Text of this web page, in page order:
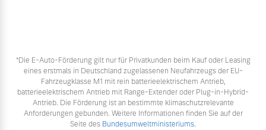
*Die E‑Auto-Förderung gilt nur für Privatkunden beim Kauf oder Leasing
eines erstmals in Deutschland zugelassenen Neufahrzeugs der EU-
Fahrzeugklasse M1 mit rein batterieelektrischem Antrieb,
batterieelektrischem Antrieb mit Range-Extender oder Plug-in-Hybrid-
Antrieb. Die Förderung ist an bestimmte klimaschutzrelevante
Anforderungen gebunden. Weitere Informationen finden Sie auf der
Seite des Bundesumweltministeriums.